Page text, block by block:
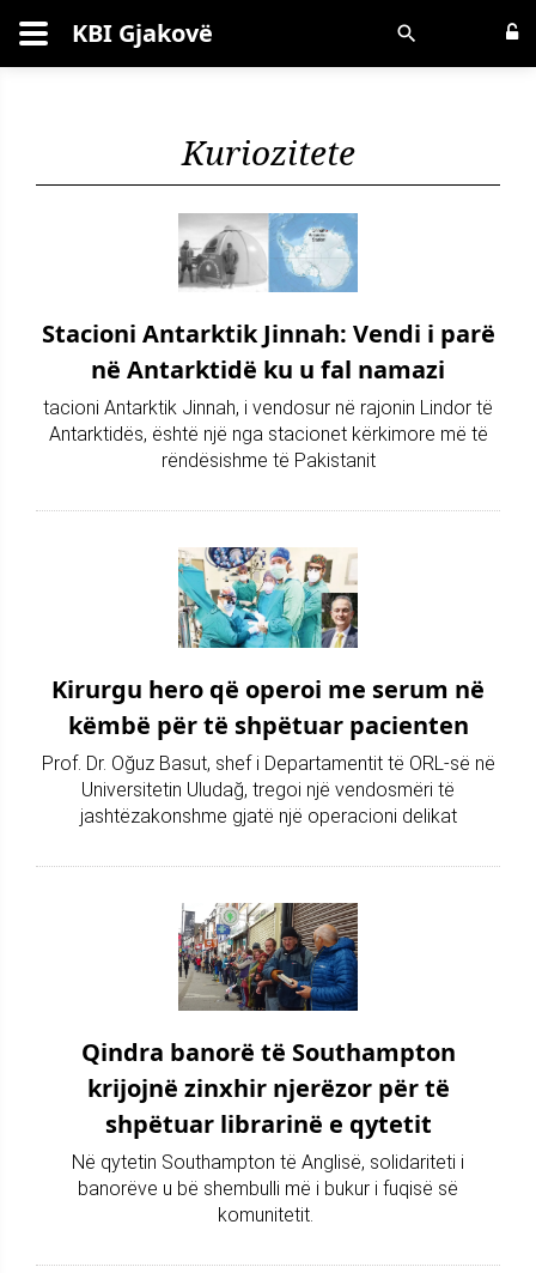
Kërko KBI Gjakovë
Kuriozitete
Stacioni Antarktik Jinnah: Vendi i parë
në Antarktidë ku u fal namazi
tacioni Antarktik Jinnah, i vendosur në rajonin Lindor të
Antarktidës, është një nga stacionet kërkimore më të
rëndësishme të Pakistanit
Kirurgu hero që operoi me serum në
këmbë për të shpëtuar pacienten
Prof. Dr. Oğuz Basut, shef i Departamentit të ORL-së në
Universitetin Uludağ, tregoi një vendosmëri të
jashtëzakonshme gjatë një operacioni delikat
Qindra banorë të Southampton
krijojnë zinxhir njerëzor për të
shpëtuar librarinë e qytetit
Në qytetin Southampton të Anglisë, solidariteti i
banorëve u bë shembulli më i bukur i fuqisë së
komunitetit.